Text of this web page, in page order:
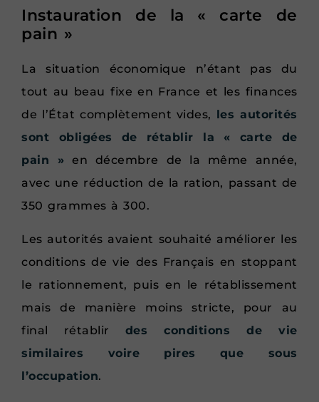
Instauration de la « carte de
pain »
La situation économique n’étant pas du
tout au beau fixe en France et les finances
de l’État complètement vides,
les autorités
sont obligées de rétablir la « carte de
pain » en décembre de la même année,
avec une réduction de la ration, passant de
350 grammes à 300.
Les autorités avaient souhaité améliorer les
conditions de vie des Français en stoppant
le rationnement, puis en le rétablissement
mais de manière moins stricte, pour au
final rétablir des conditions de vie
similaires voire pires que sous
l’occupation.